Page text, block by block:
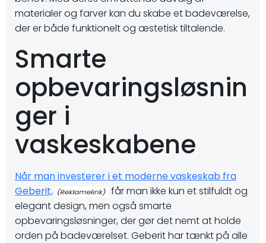
materialer og farver kan du skabe et badeværelse,
der er både funktionelt og æstetisk tiltalende.
Smarte
opbevaringsløsnin
ger i
vaskeskabene
Når man investerer i et moderne vaskeskab fra
Geberit,
får man ikke kun et stilfuldt og
elegant design, men også smarte
opbevaringsløsninger, der gør det nemt at holde
orden på badeværelset. Geberit har tænkt på alle